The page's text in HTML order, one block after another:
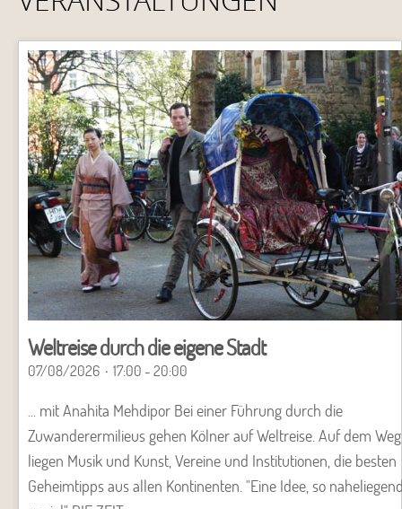
Weltreise durch die eigene Stadt
07/08/2026 17:00 - 20:00
... mit Anahita Mehdipor Bei einer Führung durch die
Zuwanderermilieus gehen Kölner auf Weltreise. Auf dem Weg
liegen Musik und Kunst, Vereine und Institutionen, die besten
Geheimtipps aus allen Kontinenten. "Eine Idee, so